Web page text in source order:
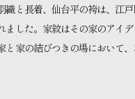
織と長着、仙台平の袴は、江
ました。家紋はその家のアイデ
と家の結びつきの場において